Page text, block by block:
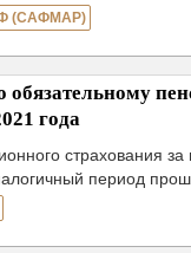
(САФМАР)
года
страхования
период